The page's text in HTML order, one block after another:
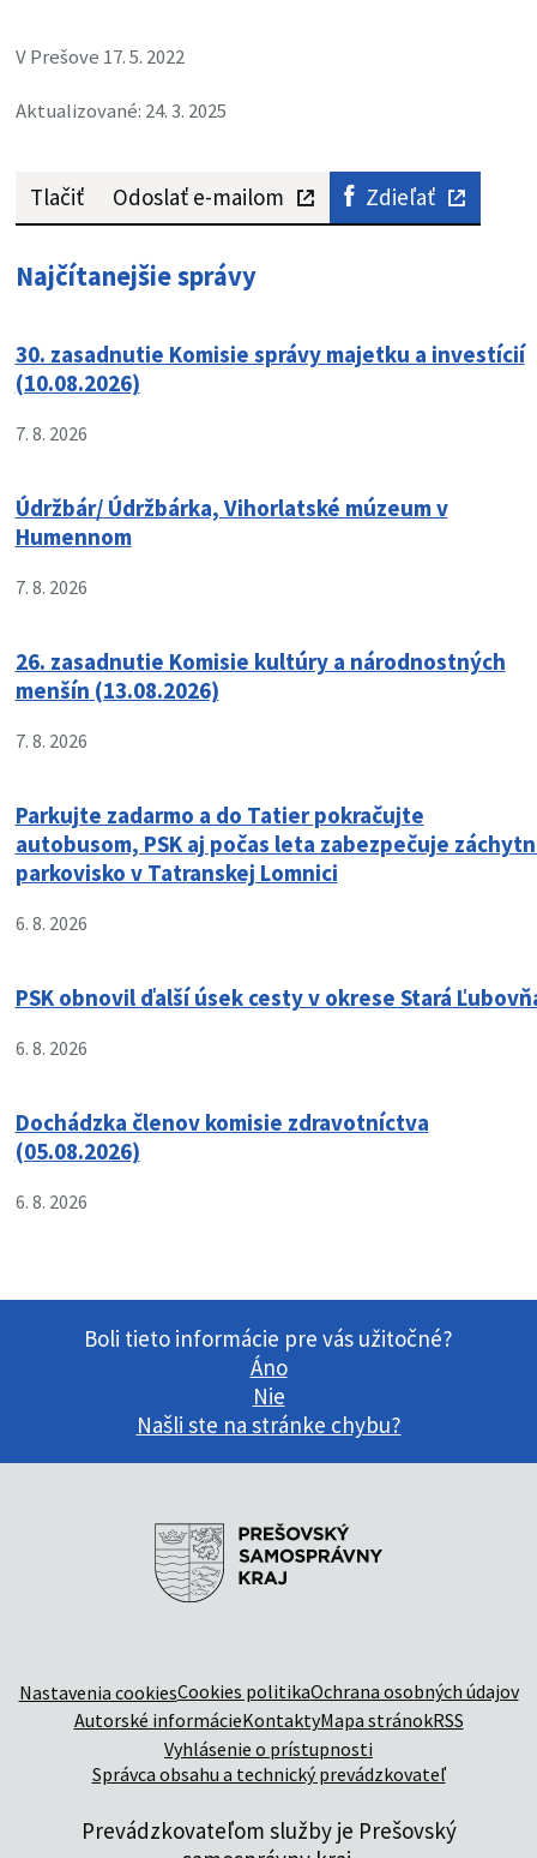
V Prešove 17. 5. 2022
Aktualizované: 24. 3. 2025
Tlačiť Odoslať e-mailom Zdieľať
Najčítanejšie správy
30. zasadnutie Komisie správy majetku a investícií
(10.08.2026)
7. 8. 2026
Údržbár/ Údržbárka, Vihorlatské múzeum v
Humennom
7. 8. 2026
26. zasadnutie Komisie kultúry a národnostných
menšín (13.08.2026)
7. 8. 2026
Parkujte zadarmo a do Tatier pokračujte
autobusom, PSK aj počas leta zabezpečuje
parkovisko v Tatranskej Lomnici
6. 8. 2026
PSK obnovil ďalší úsek cesty v okrese Stará
6. 8. 2026
Dochádzka členov komisie zdravotníctva
(05.08.2026)
6. 8. 2026
Boli tieto informácie pre vás užitočné?
Áno
Nie
Našli ste na stránke chybu?
Nastavenia cookiesCookies politikaOchrana osobných údajov
Autorské informácieKontaktyMapa stránokRSS
Vyhlásenie o prístupnosti
Správca obsahu a technický prevádzkovateľ
Prevádzkovateľom služby je Prešovský